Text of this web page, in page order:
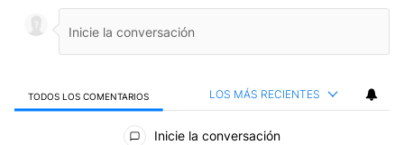
TODOS LOS COMENTARIOS LOS MÁS RECIENTES
Todos los comentarios
Inicie la conversación